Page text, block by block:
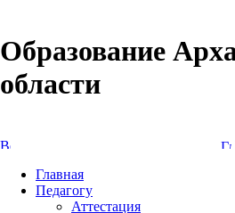
Образование
области
Главная
Педагогу
Аттестация